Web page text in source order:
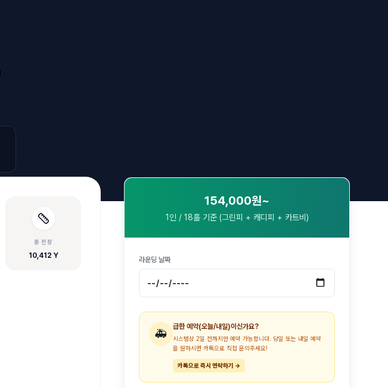
총 전장
10,412 Y
154,000원~
1인 / 18홀 기준 (그린피 + 캐디피 + 카트비)
라운딩 날짜
🚑
급한 예약(오늘/내일)이신가요?
시스템상 2일 전까지만 예약 가능합니다. 당일 또는 내일 예약
을 원하시면 카톡으로 직접 문의주세요!
카톡으로 즉시 연락하기 →